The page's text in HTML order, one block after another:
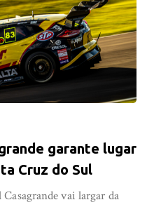
garante lugar
Cruz do Sul
vai largar da